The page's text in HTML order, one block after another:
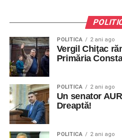
POLITICA 2 ani ago
Vergil Chiţac
Primăria
POLITICA 2 ani ago
Un senator
Dreaptă!
POLITICA 2 ani ago